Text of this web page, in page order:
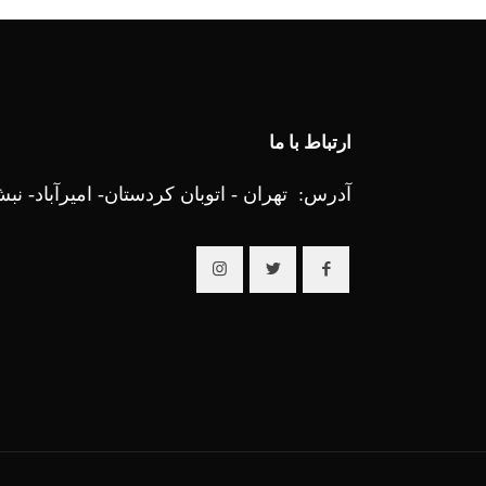
ارتباط با ما
آدرس: تهران - اتوبان کردستان- امیرآباد- نبش 25 ام -